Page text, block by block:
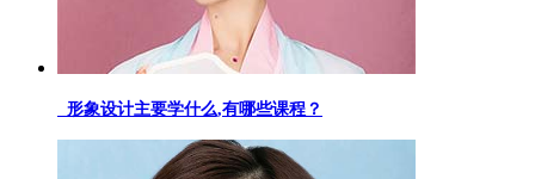
形象设计主要学什么,有哪些课程？